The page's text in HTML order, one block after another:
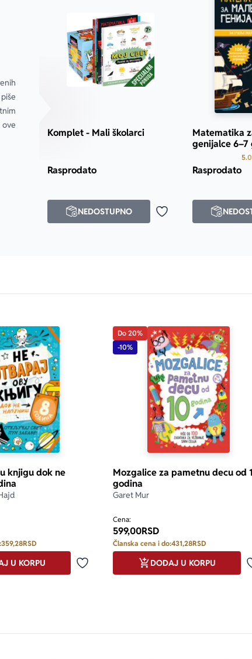
Komplet - Mali školarci
Rasprodato
Dodaj u omiljene
NEDOSTUPNO
Matematika
genijalce 6–7
5.0
Rasprodato
knjigu dok ne
359,28RSD
Dodaj u omiljene
U KORPU
Do 20%
-10%
Mozgalice za pametnu decu od
godina
Garet Mur
Cena:
599,00RSD
Članska cena i do:431,28RSD
DODAJ U KORPU